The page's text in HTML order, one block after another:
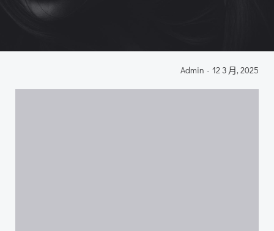
Admin - 12 3 月, 2025